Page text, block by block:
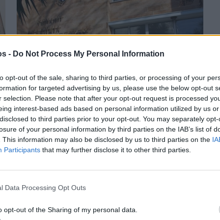
- Do Not Process My Personal Information
opt-out of the sale, sharing to third parties, or processing of your
for targeted advertising by us, please use the below opt-out
selection. Please note that after your opt-out request is processed
interest-based ads based on personal information utilized by us
to third parties prior to your opt-out. You may separately
of your personal information by third parties on the IAB’s list of
This information may also be disclosed by us to third parties on the
Participants that may further disclose it to other third parties.
Data Processing Opt Outs
opt-out of the Sharing of my personal data.
Πριν 6 χρόνια
Με ραντεβού οι εγγραφές στην ΑΕΝ Μηχανικών